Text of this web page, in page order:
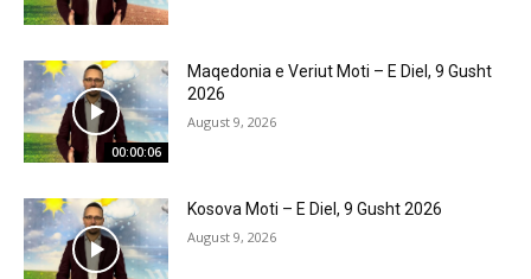
00:00:06
Maqedonia e Veriut Moti – E Diel, 9 Gusht
2026
August 9, 2026
Kosova Moti – E Diel, 9 Gusht 2026
August 9, 2026